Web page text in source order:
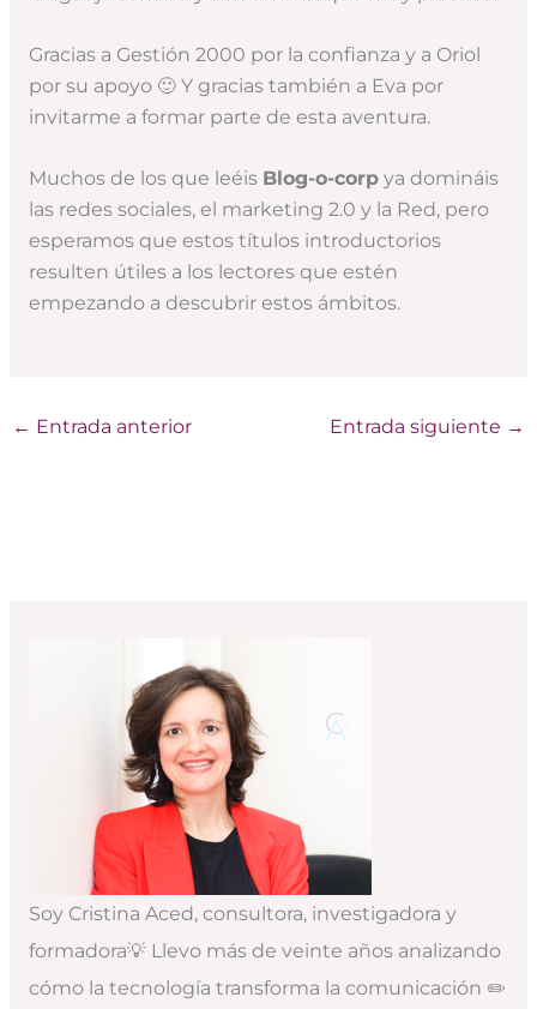
Gracias a Gestión 2000 por la confianza y a Oriol
por su apoyo 🙂 Y gracias también a Eva por
invitarme a formar parte de esta aventura.
Muchos de los que leéis Blog-o-corpya domináis
las redes sociales, el marketing 2.0 y la Red, pero
esperamos que estos títulos introductorios
resulten útiles a los lectores que estén
empezando a descubrir estos ámbitos.
← Entrada anterior Entrada siguiente →
Soy Cristina Aced, consultora, investigadora y
formadora💡 Llevo más de veinte años analizando
cómo la tecnología transforma la comunicación ✏️